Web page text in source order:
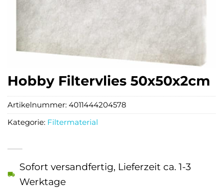
Hobby Filtervlies 50x50x2cm
Sofort versandfertig, Lieferzeit ca. 1-3
Werktage
Artikelnummer: 4011444204578
Kategorie: Filtermaterial